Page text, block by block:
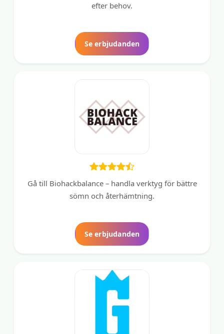
efter behov.
Se erbjudanden
Gå till Biohackbalance – handla verktyg för bättre
sömn och återhämtning.
Se erbjudanden